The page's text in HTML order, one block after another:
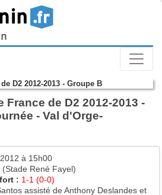
D2 2012-2013 - Groupe B
France de D2 2012-2013 -
- Val d'Orge-
à 15h00
René Fayel)
: 1-1 (0-0)
assisté de Anthony Deslandes et